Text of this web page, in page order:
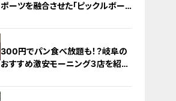
ポーツを融合させた「ピックルボー
300円でパン食べ放題も！？岐阜の
おすすめ激安モーニング３店を紹